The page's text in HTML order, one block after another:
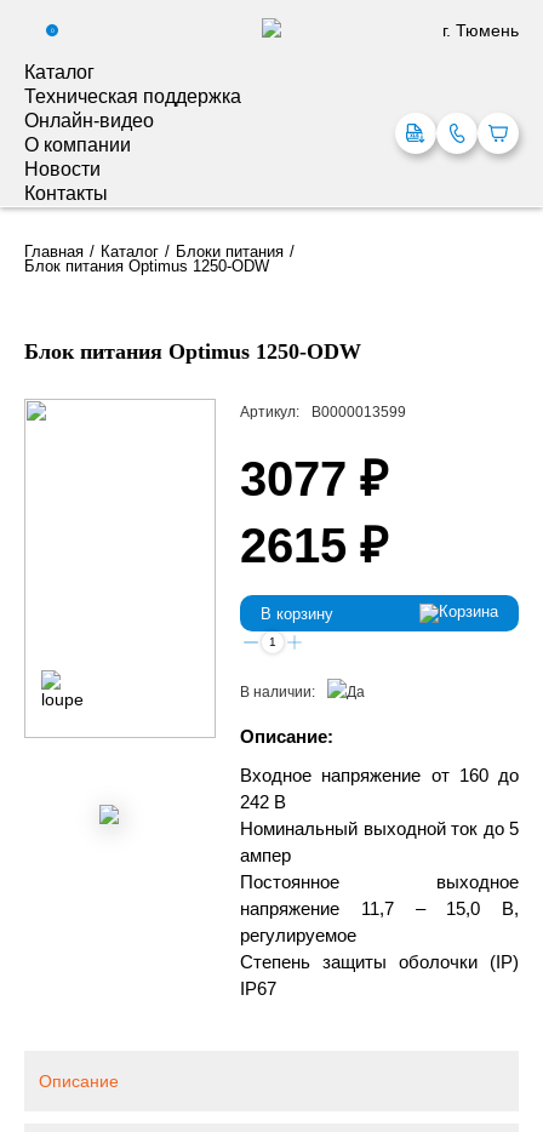
0 г. Тюмень
Каталог
Техническая поддержка
Онлайн-видео
О компании
Новости
Контакты
Главная Каталог
Блоки питания
Блок питания Optimus 1250-ODW
Блок питания Optimus 1250-ODW
Артикул: В0000013599
3077 ₽
2615 ₽
В корзину
В наличии:
Описание:
Входное напряжение от 160 до
242 В
Номинальный выходной ток до 5
ампер
Постоянное выходное
напряжение 11,7 – 15,0 В,
регулируемое
Степень защиты оболочки (IP)
IP67
Описание